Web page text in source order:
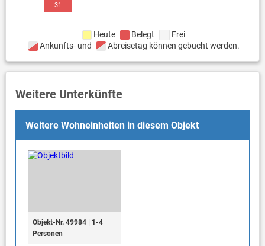
31
Heute Belegt
Frei
Ankunfts- und
Abreisetag können gebucht werden.
Weitere Unterkünfte
Weitere Wohneinheiten in diesem Objekt
Objekt-Nr. 49984 | 1-4
Personen